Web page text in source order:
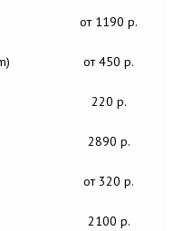
от 1190 р.
от 450 р.
220 р.
2890 р.
от 320 р.
2100 р.